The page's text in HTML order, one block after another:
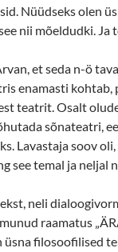
Nüüdseks olen
nii mõeldudki. Ja
et seda n-ö
enamasti kohtab,
teatrit. Osalt
sõnateatri,
Lavastaja soov
see temal ja neljal
neli
raamatus
üsna filosoofilised